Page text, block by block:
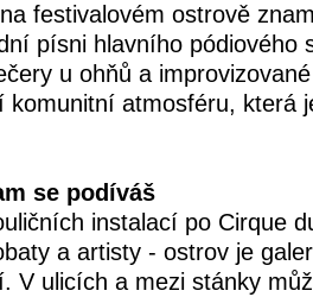
festivalovém ostrově
písni hlavního pódiového
u ohňů a
komunitní atmosféru, která
se podíváš
instalací po Cirque
a artisty - ostrov je
V ulicích a mezi stánky